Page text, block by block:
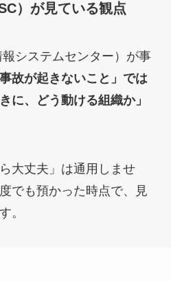
）が見ている観点
システムセンター）が事
事故が起きないこと」では
に、どう動ける組織か」
大丈夫」は通用しませ
でも預かった時点で、見
。